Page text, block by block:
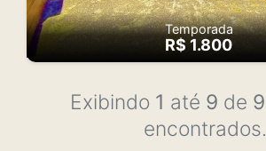
Temporada
R$ 1.800
Exibindo 1 até 9 de 9
encontrados.